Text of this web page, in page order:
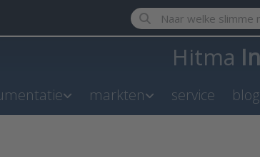
Enter a search term.
Hitma
markten service blog